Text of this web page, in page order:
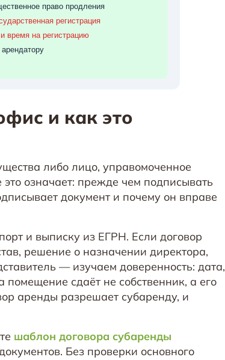
и как это
либо лицо, управомоченное
означает: прежде чем подписывать
документ и почему он вправе
и выписку из ЕГРН. Если договор
решение о назначении директора,
— изучаем доверенность: дата,
сдаёт не собственник, а его
аренды разрешает субаренду, и
шаблон договора субаренды
Без проверки основного